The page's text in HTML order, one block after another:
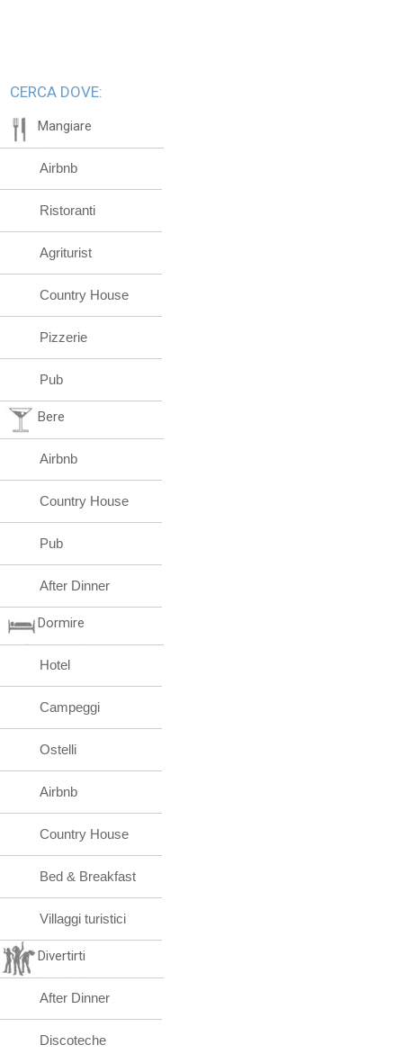
CERCA DOVE:
Mangiare
Airbnb
Ristoranti
Agriturist
Country House
Pizzerie
Pub
Bere
Airbnb
Country House
Pub
After Dinner
Dormire
Hotel
Campeggi
Ostelli
Airbnb
Country House
Bed & Breakfast
Villaggi turistici
Divertirti
After Dinner
Discoteche